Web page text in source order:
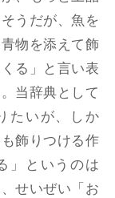
うだが、魚を
物を添えて飾
る」と言い表
当辞典として
たいが、しか
飾りつける作
」というのは
せいぜい「お